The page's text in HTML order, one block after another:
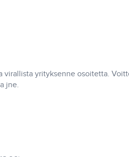
yrityksenne osoitetta.
jne.